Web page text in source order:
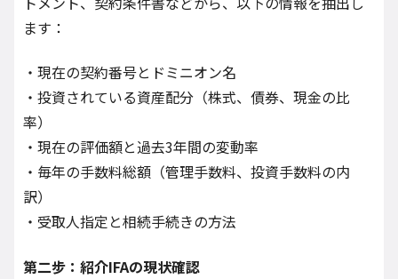
ます：
・現在の契約番号とドミニオン名
・投資されている資産配分（株式、債券、現金の比
率）
・現在の評価額と過去3年間の変動率
・毎年の手数料総額（管理手数料、投資手数料の内
訳）
・受取人指定と相続手続きの方法
第二步：紹介IFAの現状確認